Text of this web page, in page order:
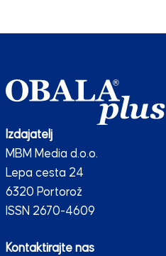
Izdajatelj
MBM Media d.o.o.
Lepa cesta 24
6320 Portorož
ISSN 2670-4609
Kontaktirajte nas